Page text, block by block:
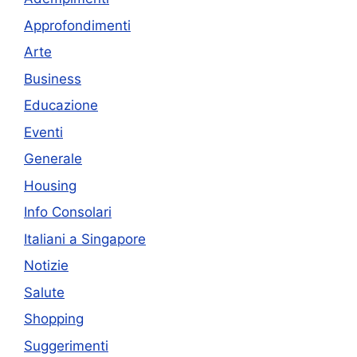
Approfondimenti
Arte
Business
Educazione
Eventi
Generale
Housing
Info Consolari
Italiani a Singapore
Notizie
Salute
Shopping
Suggerimenti